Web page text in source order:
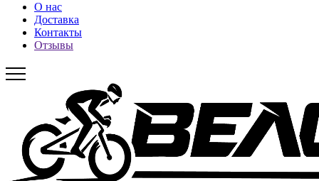
О нас
Доставка
Контакты
Отзывы